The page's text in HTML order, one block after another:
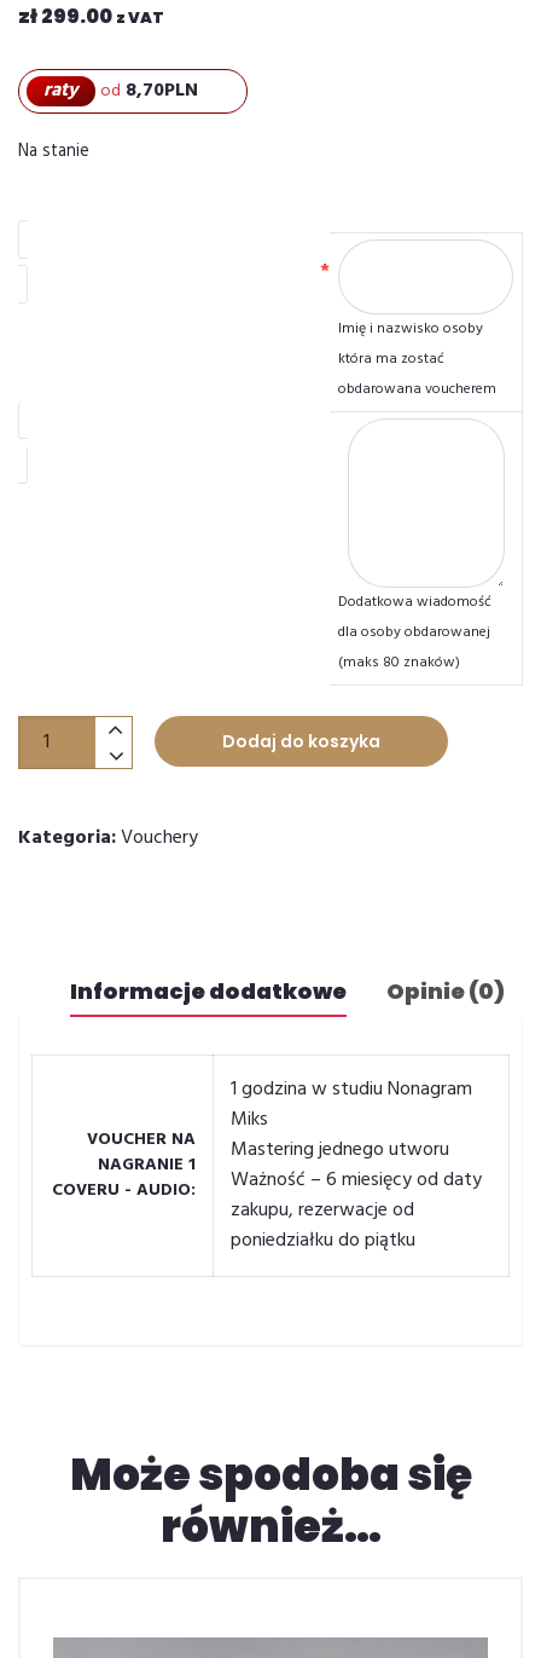
zł299.00 z VAT
raty od 8,70PLN
Na stanie
*
Imię i nazwisko osoby
która ma zostać
obdarowana voucherem
Dodatkowa wiadomość
dla osoby obdarowanej
(maks 80 znaków)
ilość
audio
Dodaj do koszyka
Kategoria:Vouchery
Informacje dodatkowe Opinie (0)
VOUCHER NA
NAGRANIE 1
COVERU - AUDIO
1 godzina w studiu Nonagram
Miks
Mastering jednego utworu
Ważność – 6 miesięcy od daty
zakupu, rezerwacje od
poniedziałku do piątku
Może spodoba się
również…